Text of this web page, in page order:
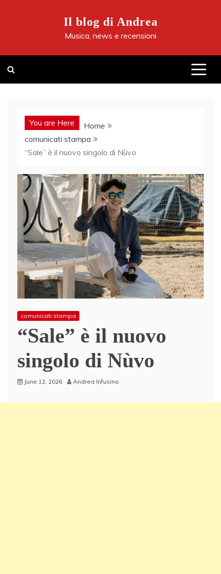
Il blog di Andrea
Musica, news e recensioni
You are Here
Home
comunicati stampa
“Sale” è il nuovo singolo di Nùvo
comunicati stampa
“Sale” è il nuovo
singolo di Nùvo
June 12, 2026 Andrea Infusino